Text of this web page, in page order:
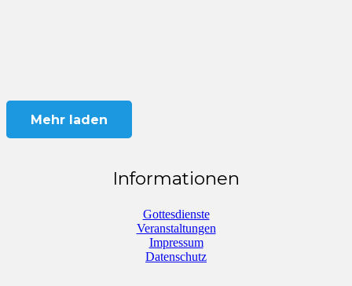
Mehr laden
Informationen
Gottesdienste
Veranstaltungen
Impressum
Datenschutz